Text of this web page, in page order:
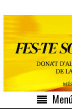
Menú